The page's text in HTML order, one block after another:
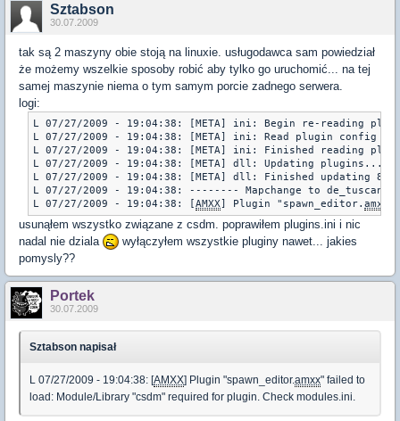
Sztabson
30.07.2009
tak są 2 maszyny obie stoją na linuxie. usługodawca sam powiedział
że możemy wszelkie sposoby robić aby tylko go uruchomić... na tej
samej maszynie niema o tym samym porcie zadnego serwera.
logi:
L 07/27/2009 - 19:04:38: [META] ini: Begin re-reading
L 07/27/2009 - 19:04:38: [META] ini: Read plugin config
L 07/27/2009 - 19:04:38: [META] ini: Finished reading
L 07/27/2009 - 19:04:38: [META] dll: Updating plugins...
L 07/27/2009 - 19:04:38: [META] dll: Finished updating 8
L 07/27/2009 - 19:04:38: -------- Mapchange to de_tuscan
L 07/27/2009 - 19:04:38: [AMXX] Plugin "spawn_editor. amxx
usunąłem wszystko związane z csdm. poprawiłem plugins.ini i nic
nadal nie dziala
wyłączyłem wszystkie pluginy nawet... jakies
pomysly??
Portek
30.07.2009
Sztabson napisał
L 07/27/2009 - 19:04:38: [AMXX] Plugin "spawn_editor.amxx" failed to
load: Module/Library "csdm" required for plugin. Check modules.ini.